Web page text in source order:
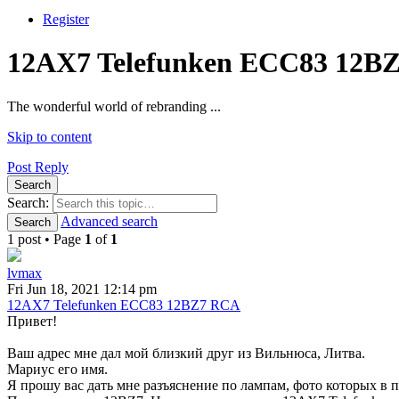
Register
12AX7 Telefunken ECC83
The wonderful world of rebranding ...
Skip to content
Post Reply
Search
Search:
Search
Advanced search
1 post • Page 1 of 1
lvmax
Fri Jun 18, 2021 12:14 pm
12AX7 Telefunken ECC83 12BZ7 RCA
Привет!
Ваш адрес мне дал мой близкий друг из Вильнюса, Литва.
Мариус его имя.
Я прошу вас дать мне разъяснение по лампам, фото которых в